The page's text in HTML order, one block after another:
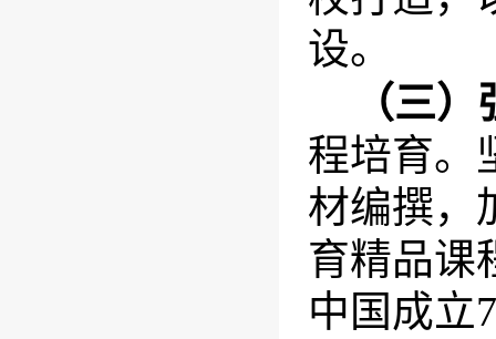
设。
（三
程培育。
材编撰，
育精品课
中国成立